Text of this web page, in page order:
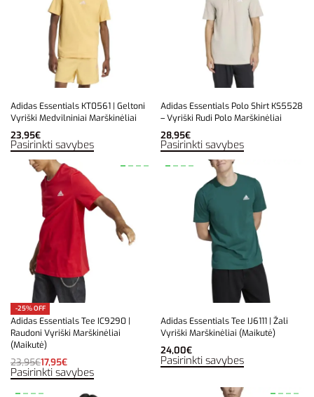
Adidas Essentials KT0561 | Geltoni
Vyriški Medvilniniai Marškinėliai
23,95€
Pasirinkti savybes
Adidas Essentials Polo Shirt KS5528
– Vyriški Rudi Polo Marškinėliai
28,95€
Pasirinkti savybes
-25% OFF
Adidas Essentials Tee IC9290 |
Raudoni Vyriški Marškinėliai
(Maikutė)
23,95€17,95€
Pasirinkti savybes
Adidas Essentials Tee IJ6111 | Žali
Vyriški Marškinėliai (Maikutė)
24,00€
Pasirinkti savybes